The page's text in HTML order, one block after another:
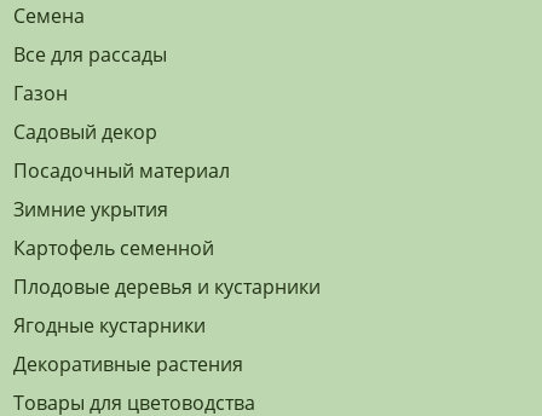
Семена
Все для рассады
Газон
Садовый декор
Посадочный материал
Зимние укрытия
Картофель семенной
Плодовые деревья и кустарники
Ягодные кустарники
Декоративные растения
Товары для цветоводства